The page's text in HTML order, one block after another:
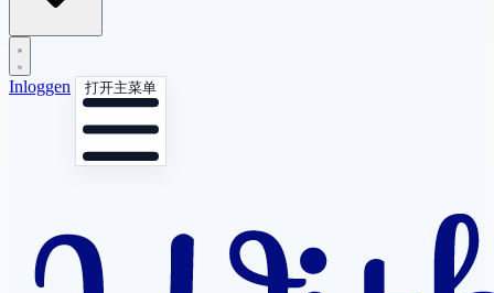
Inloggen 打开主菜单